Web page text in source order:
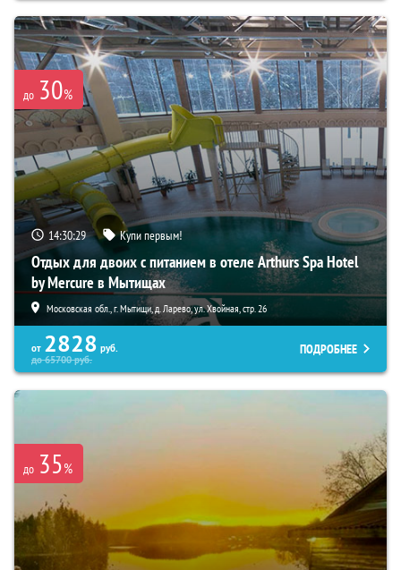
до 30%
14:30:28 Купи первым!
Отдых для двоих с питанием в отеле Arthurs Spa Hotel
by Mercure в Мытищах
Московская обл., г. Мытищи, д. Ларево, ул. Хвойная, стр. 26
от 2828 руб.
до65700руб.
ПОДРОБНЕЕ
до 35%